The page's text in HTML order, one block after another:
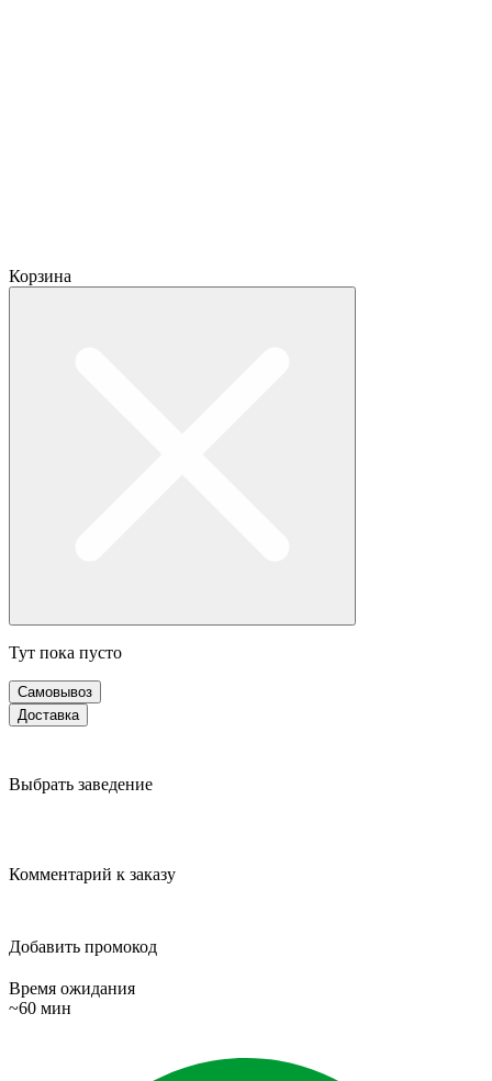
Корзина
Тут пока пусто
Самовывоз
Доставка
Выбрать заведение
Комментарий к заказу
Добавить промокод
Время ожидания
~60 мин